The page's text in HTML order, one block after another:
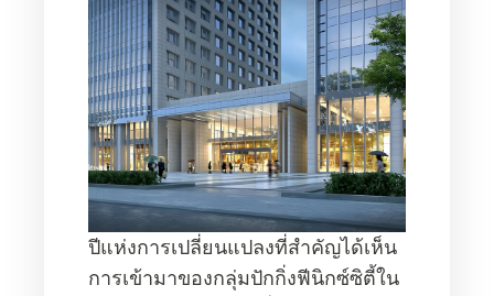
ปีแห่งการเปลี่ยนแปลงที่สำคัญได้เห็น
การเข้ามาของกลุ่มปักกิ่งฟีนิกซ์ซิตี้ใน